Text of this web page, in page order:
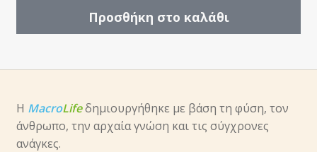
Προσθήκη στο καλάθι
Η MacroLifeδημιουργήθηκε με βάση τη φύση, τον
άνθρωπο, την αρχαία γνώση και τις σύγχρονες
ανάγκες.